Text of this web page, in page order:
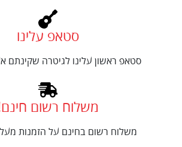
סטאפ עלינו
סטאפ ראשון עלינו לגיטרה שקינתם
משלוח רשום
משלוח רשום בחינם על הזמנות מעל 160